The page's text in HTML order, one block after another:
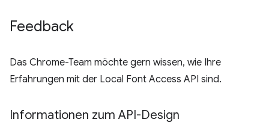
Feedback
Das Chrome-Team möchte gern wissen, wie Ihre
Erfahrungen mit der Local Font Access API sind.
Informationen zum API-Design